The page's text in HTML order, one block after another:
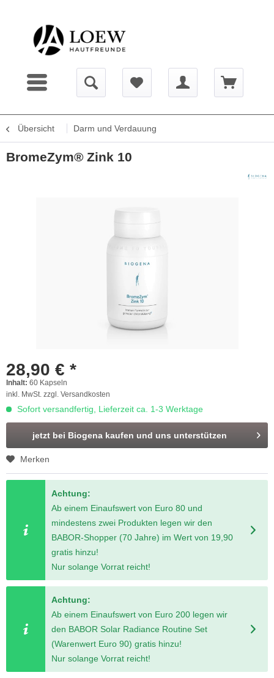
Übersicht Darm und Verdauung
BromeZym® Zink 10
28,90 € *
Inhalt: 60 Kapseln
inkl. MwSt. zzgl. Versandkosten
Sofort versandfertig, Lieferzeit ca. 1-3 Werktage
jetzt bei Biogena kaufen und uns unterstützen
Merken
Achtung:
Ab einem Einaufswert von Euro 80 und
mindestens zwei Produkten legen wir den
BABOR-Shopper (70 Jahre) im Wert von 19,90
gratis hinzu!
Nur solange Vorrat reicht!
Achtung:
Ab einem Einaufswert von Euro 200 legen wir
den BABOR Solar Radiance Routine Set
(Warenwert Euro 90) gratis hinzu!
Nur solange Vorrat reicht!